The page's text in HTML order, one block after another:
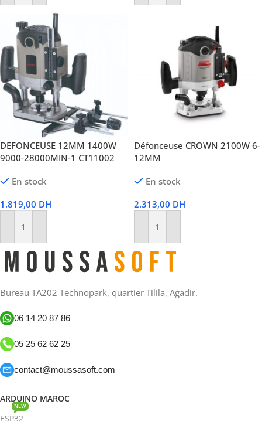
DEFONCEUSE 12MM 1400W
9000-28000MIN-1 CT11002
En stock
1.819,00 DH
Ajouter Au Panier
Défonceuse CROWN 2100W 6-
12MM
En stock
2.313,00 DH
Ajouter Au Panier
Bureau TA202 Technopark, quartier Tilila, Agadir.
06 14 20 87 86
05 25 62 62 25
contact@moussasoft.com
ARDUINO MAROC
ESP32
NEW